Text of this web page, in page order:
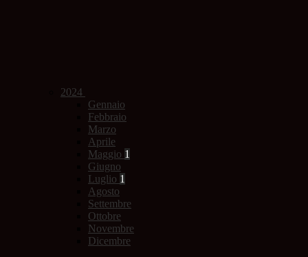
2024
Gennaio
Febbraio
Marzo
Aprile
Maggio 1
Giugno
Luglio 1
Agosto
Settembre
Ottobre
Novembre
Dicembre